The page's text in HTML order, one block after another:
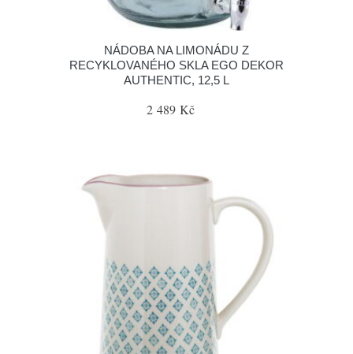
NÁDOBA NA LIMONÁDU Z
RECYKLOVANÉHO SKLA EGO DEKOR
AUTHENTIC, 12,5 L
2 489 Kč